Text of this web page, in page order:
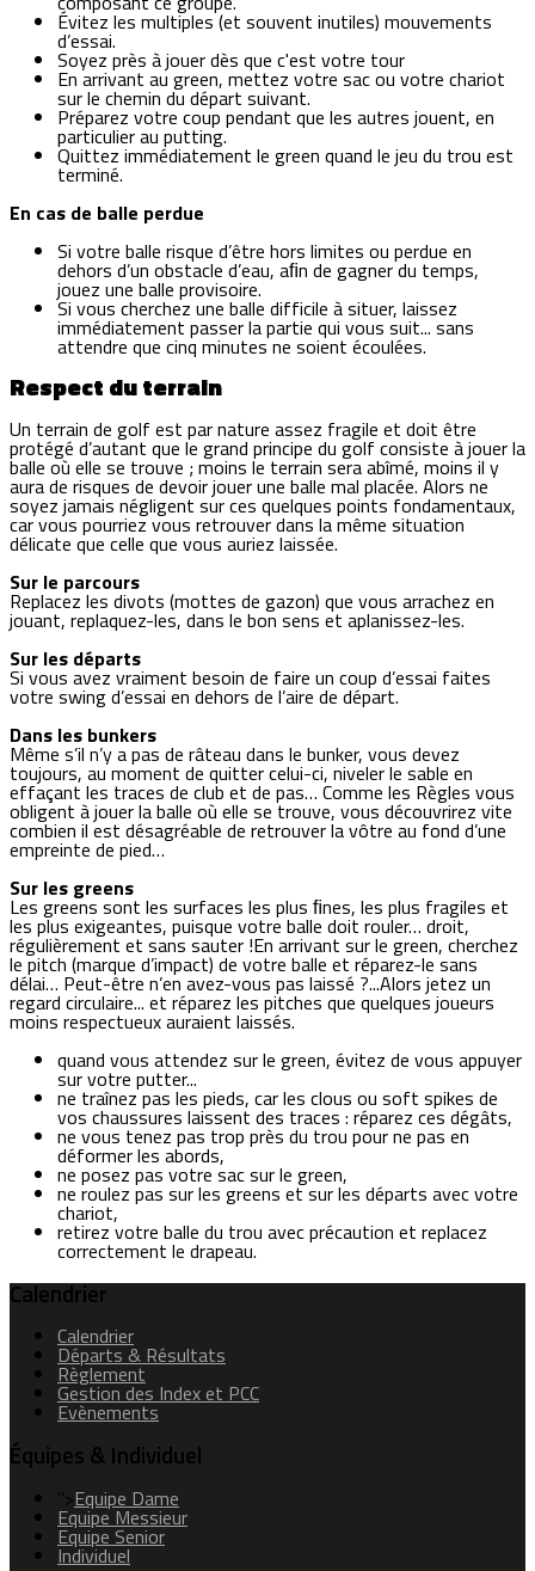
Évitez les multiples (et souvent inutiles) mouvements
d’essai.
Soyez près à jouer dès que c'est votre tour
En arrivant au green, mettez votre sac ou votre chariot
sur le chemin du départ suivant.
Préparez votre coup pendant que les autres jouent, en
particulier au putting.
Quittez immédiatement le green quand le jeu du trou est
terminé.
En cas de balle perdue
Si votre balle risque d’être hors limites ou perdue en
dehors d’un obstacle d’eau, aﬁn de gagner du temps,
jouez une balle provisoire.
Si vous cherchez une balle difficile à situer, laissez
immédiatement passer la partie qui vous suit... sans
attendre que cinq minutes ne soient écoulées.
Respect du terrain
Un terrain de golf est par nature assez fragile et doit être
protégé d’autant que le grand principe du golf consiste à jouer la
balle où elle se trouve ; moins le terrain sera abîmé, moins il y
aura de risques de devoir jouer une balle mal placée. Alors ne
soyez jamais négligent sur ces quelques points fondamentaux,
car vous pourriez vous retrouver dans la même situation
délicate que celle que vous auriez laissée.
Sur le parcours
Replacez les divots (mottes de gazon) que vous arrachez en
jouant, replaquez-les, dans le bon sens et aplanissez-les.
Sur les départs
Si vous avez vraiment besoin de faire un coup d’essai faites
votre swing d’essai en dehors de l’aire de départ.
Dans les bunkers
Même s’il n’y a pas de râteau dans le bunker, vous devez
toujours, au moment de quitter celui-ci, niveler le sable en
effaçant les traces de club et de pas… Comme les Règles vous
obligent à jouer la balle où elle se trouve, vous découvrirez vite
combien il est désagréable de retrouver la vôtre au fond d’une
empreinte de pied…
Sur les greens
Les greens sont les surfaces les plus ﬁnes, les plus fragiles et
les plus exigeantes, puisque votre balle doit rouler… droit,
régulièrement et sans sauter !En arrivant sur le green, cherchez
le pitch (marque d’impact) de votre balle et réparez-le sans
délai… Peut-être n’en avez-vous pas laissé ?...Alors jetez un
regard circulaire... et réparez les pitches que quelques joueurs
moins respectueux auraient laissés.
quand vous attendez sur le green, évitez de vous appuyer
sur votre putter...
ne traînez pas les pieds, car les clous ou soft spikes de
vos chaussures laissent des traces : réparez ces dégâts,
ne vous tenez pas trop près du trou pour ne pas en
déformer les abords,
ne posez pas votre sac sur le green,
ne roulez pas sur les greens et sur les départs avec votre
chariot,
retirez votre balle du trou avec précaution et replacez
correctement le drapeau.
Calendrier
Calendrier
Départs & Résultats
Règlement
Gestion des Index et PCC
Evènements
Équipes & Individuel
">Equipe Dame
Equipe Messieur
Equipe Senior
Individuel